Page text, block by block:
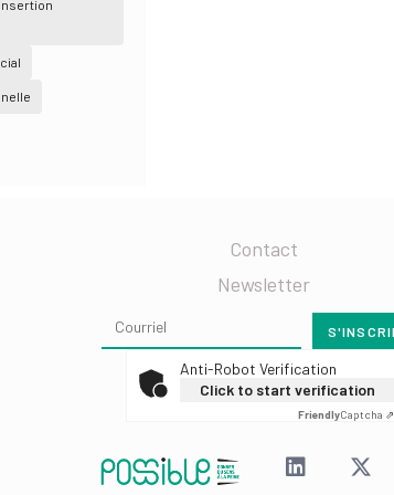
Contact
Newsletter
Anti-Robot Verification
Click to start verification
FriendlyCaptcha ⇗